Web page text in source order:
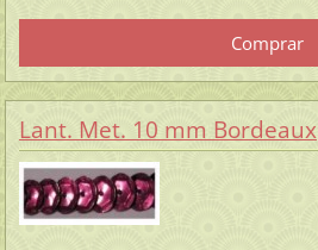
Lant. Met. 10 mm Bordeaux